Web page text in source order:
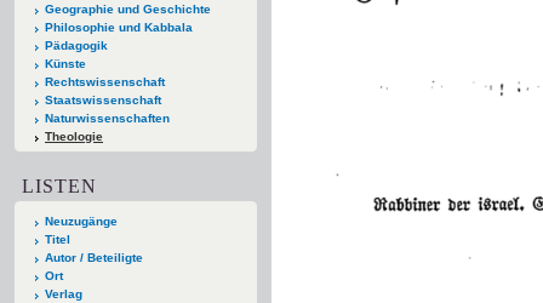
Geographie und Geschichte
Philosophie und Kabbala
Pädagogik
Künste
Rechtswissenschaft
Staatswissenschaft
Naturwissenschaften
Theologie
LISTEN
Neuzugänge
Titel
Autor / Beteiligte
Ort
Verlag